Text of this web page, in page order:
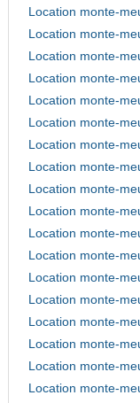
Location monte-
Location monte-
Location monte-
Location monte-
Location monte-
Location monte-
Location monte-
Location monte-
Location monte-
Location monte-
Location monte-
Location monte-
Location monte-
Location monte-
Location monte-
Location monte-
Location monte-
Location monte-